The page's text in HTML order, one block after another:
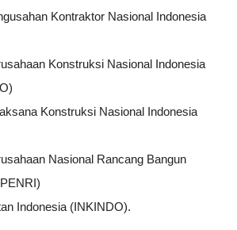
Kontraktor Nasional Indonesia
Konstruksi Nasional Indonesia
Konstruksi Nasional Indonesia
Nasional Rancang Bangun
Indonesia (INKINDO).